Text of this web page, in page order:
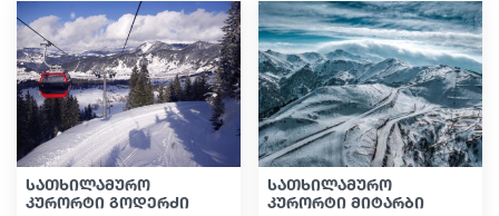
სათხილამურო
კურორტი გოდერძი
სათხილამურო
კურორტი მიტარბი